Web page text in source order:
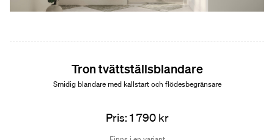
Tron tvättställsblandare
Smidig blandare med kallstart och flödesbegränsare
Pris: 1 790 kr